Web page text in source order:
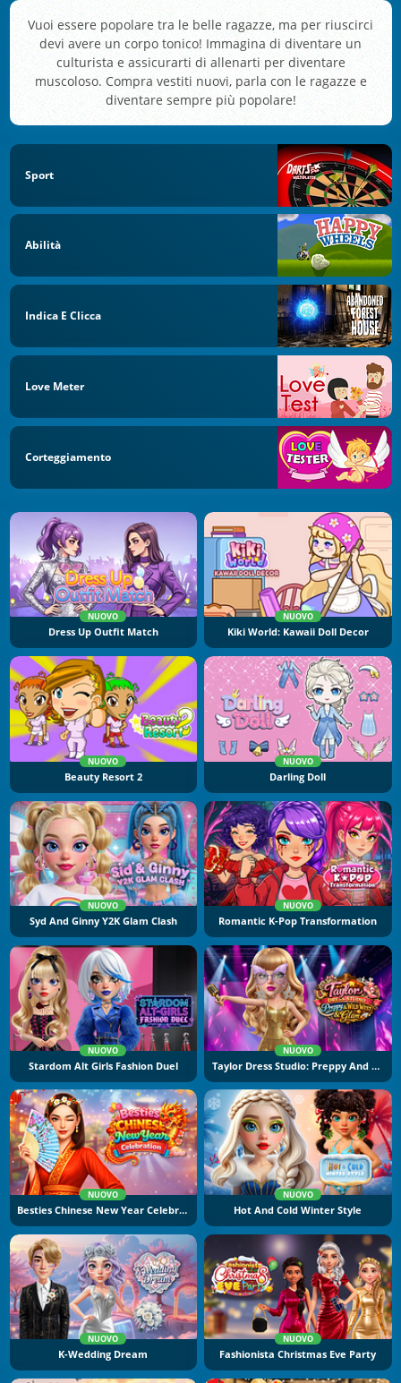
Vuoi essere popolare tra le belle ragazze, ma per riuscirci
devi avere un corpo tonico! Immagina di diventare un
culturista e assicurarti di allenarti per diventare
muscoloso. Compra vestiti nuovi, parla con le ragazze e
diventare sempre più popolare!
Sport
Abilità
Indica E Clicca
Love Meter
Corteggiamento
NUOVO
Dress Up Outfit Match
NUOVO
Kiki World: Kawaii Doll Decor
NUOVO
Beauty Resort 2
NUOVO
Darling Doll
NUOVO
Syd And Ginny Y2K Glam Clash
NUOVO
Romantic K-Pop Transformation
NUOVO
Stardom Alt Girls Fashion Duel
NUOVO
Taylor Dress Studio: Preppy And Wild West Glam
NUOVO
Besties Chinese New Year Celebration
NUOVO
Hot And Cold Winter Style
NUOVO
K-Wedding Dream
NUOVO
Fashionista Christmas Eve Party